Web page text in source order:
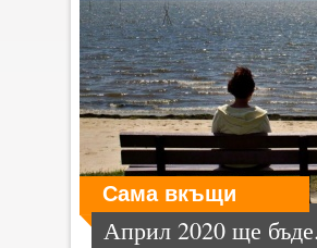
Сама вкъщи
Април 2020 ще